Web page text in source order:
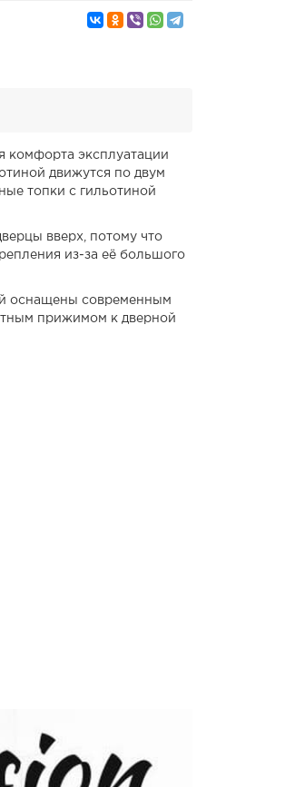
комфорта эксплуатации
движутся по двум
топки с гильотиной
вверх, потому что
из-за её большого
оснащены современным
прижимом к дверной